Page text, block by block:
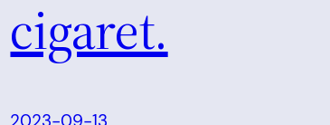
cigaret.